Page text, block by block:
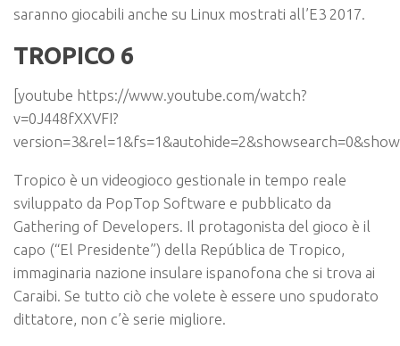
saranno giocabili anche su Linux mostrati all’E3 2017.
TROPICO 6
[youtube https://www.youtube.com/watch?
v=0J448fXXVFI?
Tropico è un videogioco gestionale in tempo reale
sviluppato da PopTop Software e pubblicato da
Gathering of Developers. Il protagonista del gioco è il
capo (“El Presidente”) della República de Tropico,
immaginaria nazione insulare ispanofona che si trova ai
Caraibi. Se tutto ciò che volete è essere uno spudorato
dittatore, non c’è serie migliore.